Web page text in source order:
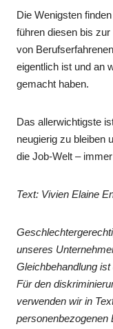
Die Wenigsten
führen diesen bis
von
eigentlich ist und an
gemacht haben.
Das allerwichtigste
neugierig zu bleiben
die Job-Welt –
Text: Vivien Elaine
unseres
Gleichbehandlung
Für den
verwenden wir in
personenbezogenen